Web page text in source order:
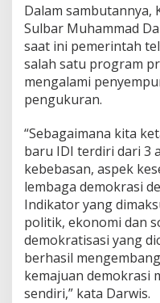
Dalam sambutannya,
Sulbar Muhammad
saat ini pemerintah
salah satu program
mengalami
pengukuran.
“Sebagaimana kita
baru IDI terdiri dari 3
kebebasan, aspek
lembaga demokrasi
Indikator yang
politik, ekonomi dan
demokratisasi yang
berhasil
kemajuan demokrasi
sendiri,” kata Darwis.